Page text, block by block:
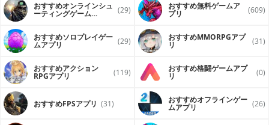
おすすめオンラインシュ
ーティングゲーム (29) おすすめ無料ゲームア
プリ (609)
おすすめソロプレイゲー
ムアプリ (29) おすすめ MMORPGアプ
リ (31)
おすすめアクション
RPGアプリ (119) おすすめ格闘ゲームアプ
リ (0)
おすすめFPSアプリ (31) おすすめオフラインゲー
ムアプリ (26)